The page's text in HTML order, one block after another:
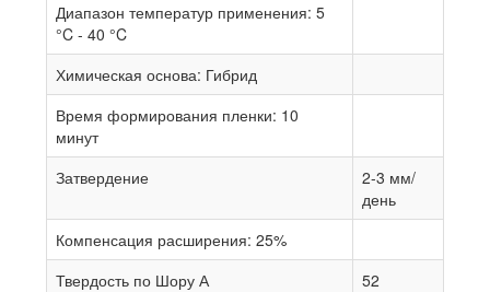
Диапазон температур применения: 5
°C - 40 °C
Химическая основа: Гибрид
Время формирования пленки: 10
минут
Затвердение
2-3 мм/
день
Компенсация расширения: 25%
Твердость по Шору А
52